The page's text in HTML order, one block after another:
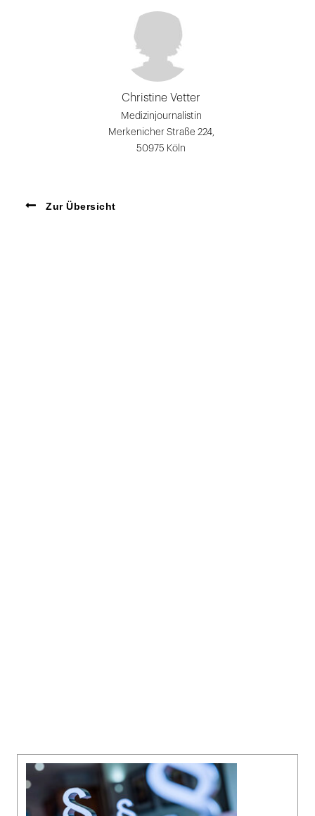
Christine Vetter
Medizinjournalistin
Merkenicher Straße 224,
50975 Köln
Zur Übersicht